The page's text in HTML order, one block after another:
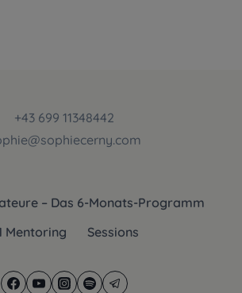
+43 699 11348442
– Das 6-Monats-Programm
Mentoring
Sessions